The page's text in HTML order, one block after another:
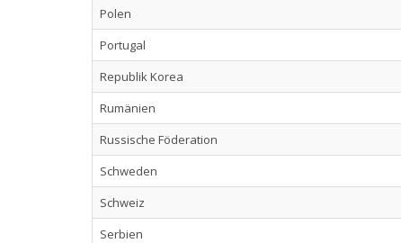
Polen
Portugal
Republik Korea
Rumänien
Russische Föderation
Schweden
Schweiz
Serbien